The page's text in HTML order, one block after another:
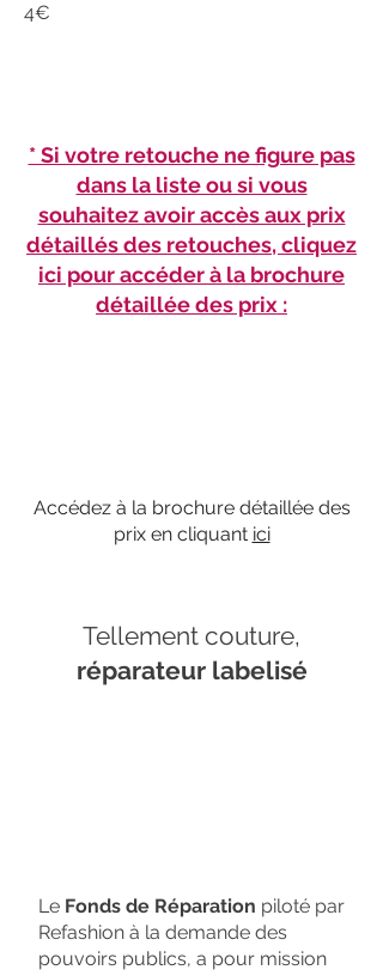
4€
* Si votre retouche ne figure pas
dans la liste ou si vous
souhaitez avoir accès aux prix
détaillés des retouches, cliquez
ici pour accéder à la brochure
détaillée des prix :
Accédez à la brochure détaillée des
prix en cliquant ici
Tellement couture,
réparateur labelisé
Le Fonds de Réparation piloté par
Refashion à la demande des
pouvoirs publics, a pour mission